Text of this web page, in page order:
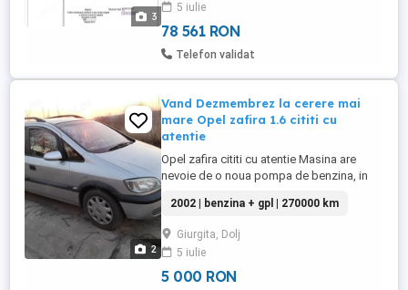
3
băiat foarte serios din sat ! Preț fix
5 iulie
78 561 RON
Telefon validat
2
Vand Dezmembrez la cerere mai
mare Opel zafira 1.6 cititi cu
atentie
Opel zafira cititi cu atentie Masina are
nevoie de o noua pompa de benzina, in
porneste sacadat, dar se poate pornii
direct pe GPL - 7 locuri - GPL consum de 9
- 101 cp, aer conditionat - oglinzi electrice
si incalzite - geamuri electrice fata - carlig
- Are ...
2002 | benzina + gpl | 270000 km
Giurgita, Dolj
5 iulie
5 000 RON